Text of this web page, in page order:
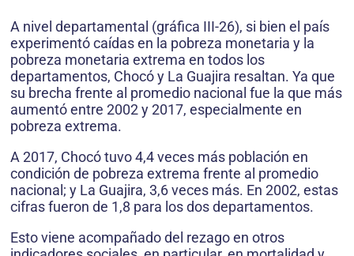
A nivel departamental (gráfica III-26), si bien el país
experimentó caídas en la pobreza monetaria y la
pobreza monetaria extrema en todos los
departamentos, Chocó y La Guajira resaltan. Ya que
su brecha frente al promedio nacional fue la que más
aumentó entre 2002 y 2017, especialmente en
pobreza extrema.
A 2017, Chocó tuvo 4,4 veces más población en
condición de pobreza extrema frente al promedio
nacional; y La Guajira, 3,6 veces más. En 2002, estas
cifras fueron de 1,8 para los dos departamentos.
Esto viene acompañado del rezago en otros